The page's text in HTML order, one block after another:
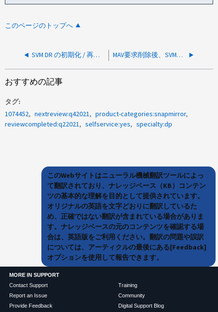
このページのトップへ
SVM DR の初期化 / 再同期が失敗して次のエラーが表示されます。 failed to set field "cmddirname" to "vserver data-policy " MAV要求削除後、SVM削除が削除状態のまま停止する
おすすめの記事
タグ
1074452
nextreview:q42021
product-categories:snapmirror
reviewcompleted:q22021
selfservice:yes specialty:dp
このWebサイトはニューラル機械翻訳ツールによっ
て翻訳されており、ナレッジベース（KB）コンテン
ツの基本的な理解を目的として提供されています。
オリジナルの英語を文字どおりに翻訳しているた
め、正確ではない翻訳が含まれている場合がありま
す。ナレッジベースの元のコンテンツを確認する場
合は、英語版をご利用ください。翻訳の問題や誤訳
については、アーティクルの最後にある[Feedback]
オプションを使用して報告できます。
MORE IN SUPPORT
Contact Support
Report an Issue
Provide Feedback
Training
Community
Digital Support Blog